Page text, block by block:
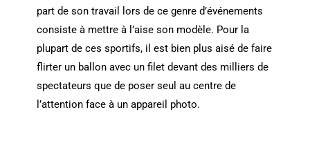
part de son travail lors de ce genre d’événements
consiste à mettre à l’aise son modèle. Pour la
plupart de ces sportifs, il est bien plus aisé de faire
flirter un ballon avec un filet devant des milliers de
spectateurs que de poser seul au centre de
l’attention face à un appareil photo.